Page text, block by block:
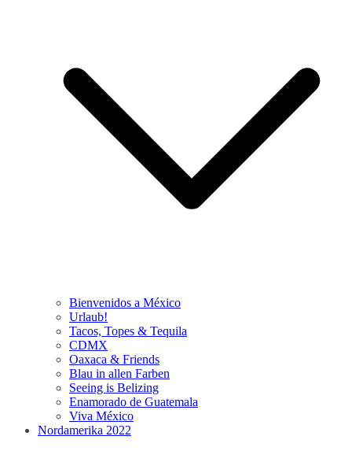
Bienvenidos a México
Urlaub!
Tacos, Topes & Tequila
CDMX
Oaxaca & Friends
Blau in allen Farben
Seeing is Belizing
Enamorado de Guatemala
Viva México
Nordamerika 2022